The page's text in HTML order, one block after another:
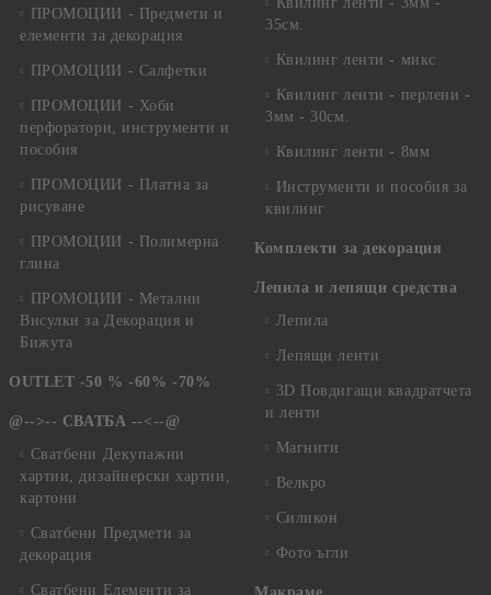
ПРОМОЦИИ - Предмети и
елементи за декорация
ПРОМОЦИИ - Салфетки
ПРОМОЦИИ - Хоби
перфоратори, инструменти и
пособия
ПРОМОЦИИ - Платна за
рисуване
ПРОМОЦИИ - Полимерна
глина
ПРОМОЦИИ - Метални
Висулки за Декорация и
Бижута
OUTLET -50 % -60% -70%
@-->-- СВАТБА --<--@
Сватбени Декупажни
хартии, дизайнерски хартии,
картони
Сватбени Предмети за
декорация
Сватбени Елементи за
35см.
Квилинг ленти - микс
Квилинг ленти - перлени -
3мм - 30см.
Квилинг ленти - 8мм
Инструменти и пособия за
квилинг
Комплекти за декорация
Лепила и лепящи средства
Лепила
Лепящи ленти
3D Повдигащи квадратчета
и ленти
Магнити
Велкро
Силикон
Фото ъгли